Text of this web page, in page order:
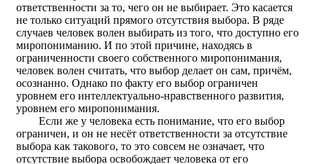
ответственности за то, чего он не выбирает. Это касается
не только ситуаций прямого отсутствия выбора. В ряде
случаев человек волен выбирать из того, что доступно его
миропониманию. И по этой причине, находясь в
ограниченности своего собственного миропонимания,
человек волен считать, что выбор делает он сам, причём,
осознанно. Однако по факту его выбор ограничен
уровнем его интеллектуально-нравственного развития,
уровнем его миропонимания.
Если же у человека есть понимание, что его выбор
ограничен, и он не несёт ответственности за отсутствие
выбора как такового, то это совсем не означает, что
отсутствие выбора освобождает человека от его